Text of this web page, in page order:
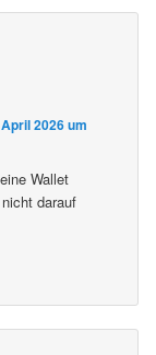
2026 um
Wallet
darauf